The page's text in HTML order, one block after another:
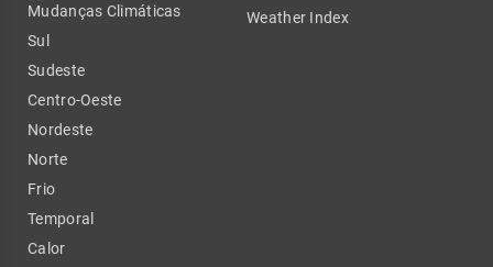
Mudanças Climáticas
Sul
Sudeste
Centro-Oeste
Nordeste
Norte
Frio
Temporal
Calor
Weather Index